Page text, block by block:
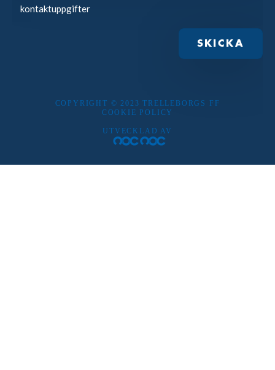
kontaktuppgifter
COPYRIGHT © 2023 TRELLEBORGS FF
COOKIE POLICY
UTVECKLAD AV